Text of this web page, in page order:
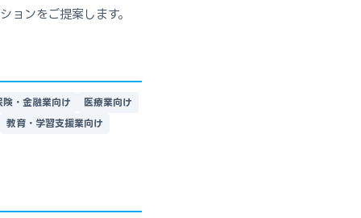
ンをご提案します。
険・金融業向け
医療業向け
教育・学習支援業向け